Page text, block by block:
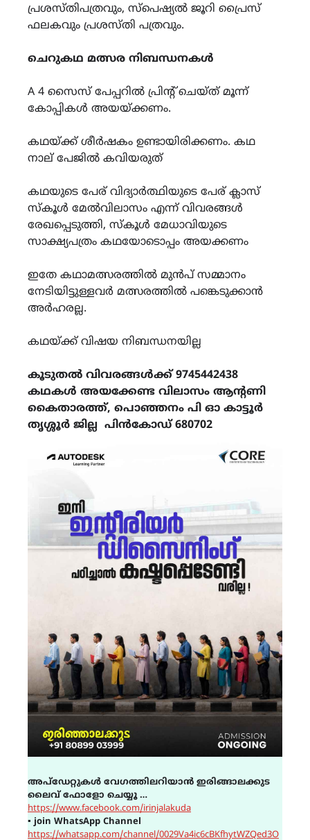
പ്രശസ്തിപത്രവും, സ്പെഷ്യൽ ജൂറി പ്രൈസ്
ഫലകവും പ്രശസ്തി പത്രവും.
ചെറുകഥ മത്സര നിബന്ധനകൾ
A 4 സൈസ് പേപ്പറിൽ പ്രിന്റ് ചെയ്ത് മൂന്ന്
കോപ്പികൾ അയയ്ക്കണം.
കഥയ്ക്ക് ശീർഷകം ഉണ്ടായിരിക്കണം. കഥ
നാല് പേജിൽ കവിയരുത്
കഥയുടെ പേര് വിദ്യാർത്ഥിയുടെ പേര് ക്ലാസ്
സ്കൂൾ മേൽവിലാസം എന്ന് വിവരങ്ങൾ
രേഖപ്പെടുത്തി, സ്കൂൾ മേധാവിയുടെ
സാക്ഷ്യപത്രം കഥയോടൊപ്പം അയക്കണം
ഇതേ കഥാമത്സരത്തിൽ മുൻപ് സമ്മാനം
നേടിയിട്ടുള്ളവർ മത്സരത്തിൽ പങ്കെടുക്കാൻ
അർഹരല്ല.
കഥയ്ക്ക് വിഷയ നിബന്ധനയില്ല
കൂടുതൽ വിവരങ്ങൾക്ക് 9745442438
കഥകൾ അയക്കേണ്ട വിലാസം ആന്റണി
കൈതാരത്ത്, പൊഞ്ഞനം പി ഓ കാട്ടൂർ
തൃശ്ശൂർ ജില്ല പിൻകോഡ് 680702
അപ്ഡേറ്റുകൾ വേഗത്തിലറിയാൻ ഇരിങ്ങാലക്കുട
ലൈവ് ഫോളോ ചെയ്യൂ …
https://www.facebook.com/irinjalakuda
▪ join WhatsApp Channel
https://whatsapp.com/channel/0029Va4ic6cBKfhytWZQed3O